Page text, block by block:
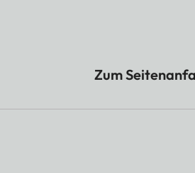
Zum